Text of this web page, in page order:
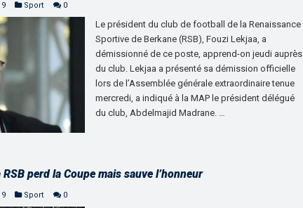
Sport 0
Le président du club de football de la Renaissance
Sportive de Berkane (RSB), Fouzi Lekjaa, a
démissionné de ce poste, apprend-on jeudi auprès
du club. Lekjaa a présenté sa démission officielle
lors de l’Assemblée générale extraordinaire tenue
mercredi, a indiqué à la MAP le président délégué
du club, Abdelmajid Madrane. …
perd la Coupe mais sauve l’honneur
Sport 0